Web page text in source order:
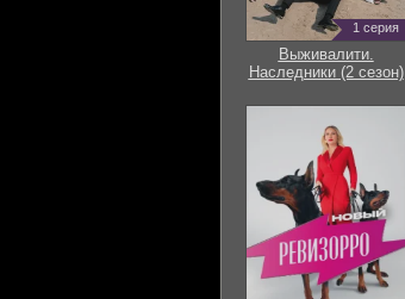
1 серия
Выживалити.
Наследники (2 сезон)